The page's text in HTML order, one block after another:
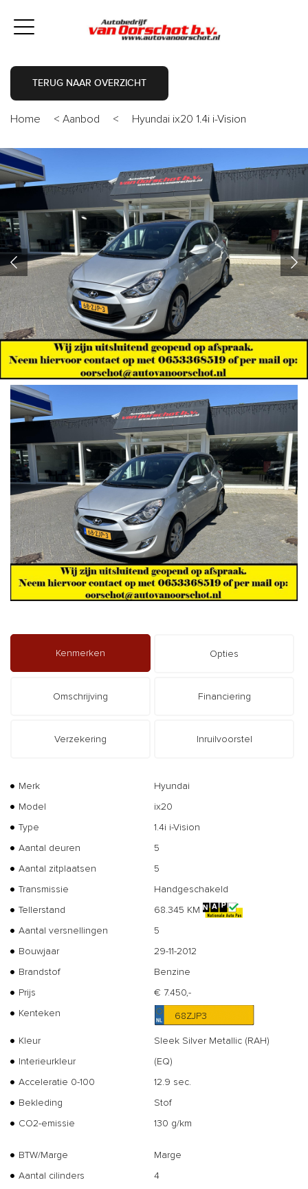
TERUG NAAR OVERZICHT
Home < Aanbod < Hyundai ix20 1.4i i-Vision
Kenmerken Opties
Omschrijving Financiering
Verzekering Inruilvoorstel
Merk
Hyundai
Model
ix20
Type
1.4i i-Vision
Aantal deuren
5
Aantal zitplaatsen
5
Transmissie
Handgeschakeld
Tellerstand
68.345 KM
Aantal versnellingen
5
Bouwjaar
29-11-2012
Brandstof
Benzine
Prijs
€ 7.450,-
Kenteken
68ZJP3
Kleur
Sleek Silver Metallic (RAH)
Interieurkleur
(EQ)
Acceleratie 0-100
12.9 sec.
Bekleding
Stof
CO2-emissie
130 g/km
BTW/Marge
Marge
Aantal cilinders
4